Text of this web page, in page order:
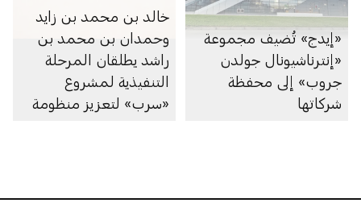
«إيدج» تُضيف مجموعة
«إنترناشيونال جولدن
جروب» إلى محفظة
شركاتها
خالد بن محمد بن زايد
وحمدان بن محمد بن
راشد يطلقان المرحلة
التنفيذية لمشروع
«سرب» لتعزيز منظومة